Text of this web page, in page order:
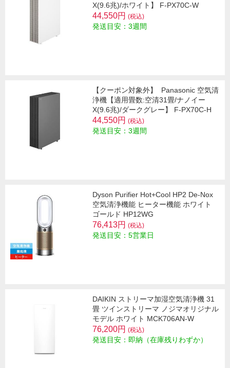
X(9.6兆)/ホワイト】 F-PX70C-W
44,550円 (税込)
発送目安：3週間
【クーポン対象外】
Panasonic 空気清
浄機【適用畳数:空清31畳/ナノイー
X(9.6兆)/ダークグレー】 F-PX70C-H
44,550円 (税込)
発送目安：3週間
Dyson Purifier Hot+Cool HP2 De-Nox
空気清浄機能 ヒーター機能 ホワイト
ゴールド HP12WG
76,413円 (税込)
発送目安：5営業日
DAIKIN ストリーマ加湿空気清浄機 31
畳 ツインストリーマ ノジマオリジナル
モデル ホワイト MCK706AN-W
76,200円 (税込)
発送目安：即納（在庫残りわずか）